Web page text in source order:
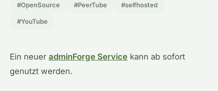
#OpenSource #PeerTube #selfhosted
#YouTube
Ein neuer adminForge Service kann ab sofort
genutzt werden.